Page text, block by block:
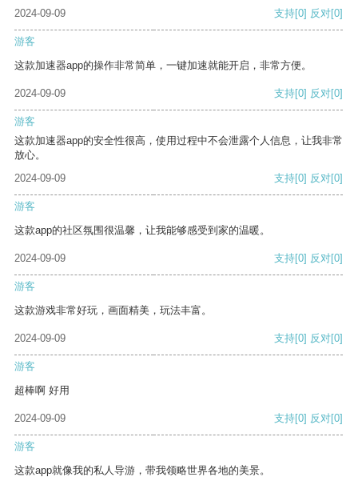
2024-09-09
支持[0] 反对[0]
游客
这款加速器app的操作非常简单，一键加速就能开启，非常方便。
2024-09-09 支持[0] 反对[0]
游客
这款加速器app的安全性很高，使用过程中不会泄露个人信息，让我非常
放心。
2024-09-09
支持[0] 反对[0]
游客
这款app的社区氛围很温馨，让我能够感受到家的温暖。
2024-09-09 支持[0] 反对[0]
游客
这款游戏非常好玩，画面精美，玩法丰富。
2024-09-09 支持[0] 反对[0]
游客
超棒啊 好用
2024-09-09 支持[0] 反对[0]
游客
这款app就像我的私人导游，带我领略世界各地的美景。